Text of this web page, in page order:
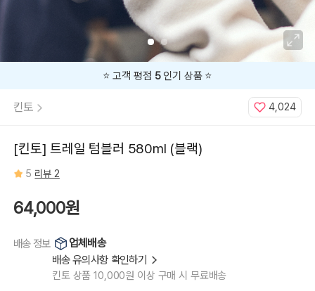
⭐️ 고객 평점 5인기 상품 ⭐️
킨토 4,024
[킨토] 트레일 텀블러 580ml (블랙)
5 리뷰 2
64,000원
배송 정보
업체배송
배송 유의사항 확인하기
킨토 상품 10,000원 이상 구매 시 무료배송